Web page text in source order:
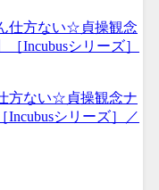
方ない☆貞操観念ナ
シリーズ］／